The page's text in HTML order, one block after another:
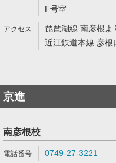
F号室
琵琶湖線 南彦根よ
近江鉄道本線 彦
京進
南彦根校
0749-27-3221